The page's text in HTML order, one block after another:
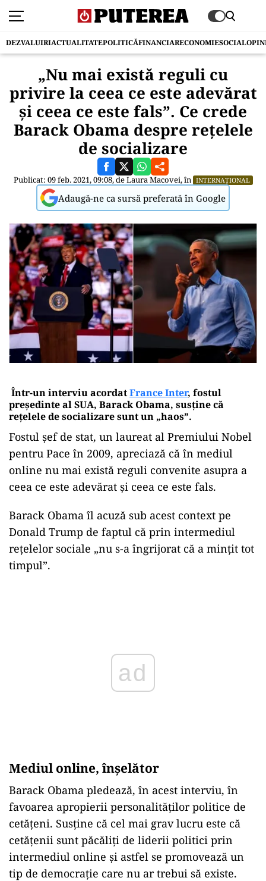
DEZVALUIRIACTUALITATEPOLITICĂFINANCIARECONOMIESOCIAL
„Nu mai există reguli cu
privire la ceea ce este adevărat
și ceea ce este fals”. Ce crede
Barack Obama despre rețelele
de socializare
Publicat: 09 feb. 2021, 09:08, deLaura Macovei, în INTERNAȚIONAL
Adaugă-ne ca sursă preferată în Google
Într-un interviu acordatFrance Inter, fostul
președinte al SUA, Barack Obama, susține că
rețelele de socializare sunt un „haos”.
Fostul şef de stat, un laureat al Premiului Nobel
pentru Pace în 2009, apreciază că în mediul
online nu mai există reguli convenite asupra a
ceea ce este adevărat şi ceea ce este fals.
Barack Obama îl acuză sub acest context pe
Donald Trump de faptul că prin intermediul
rețelelor sociale „nu s-a îngrijorat că a minţit tot
timpul”.
Mediul online, înșelător
Barack Obama pledează, în acest interviu, în
favoarea apropierii personalităţilor politice de
cetăţeni. Susține că cel mai grav lucru este că
cetățenii sunt păcăliți de liderii politici prin
intermediul online și astfel se promovează un
tip de democrație care nu ar trebui să existe.